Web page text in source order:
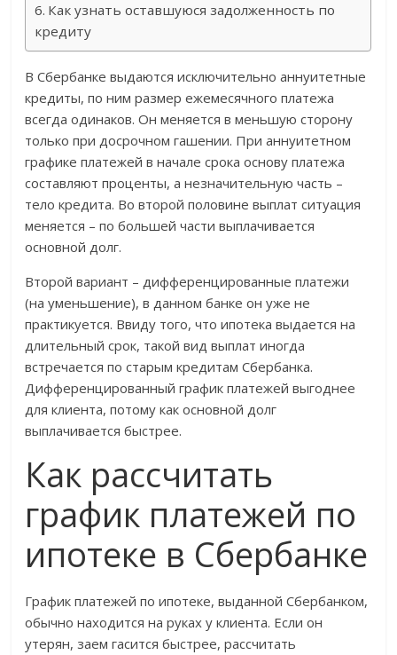
Как узнать оставшуюся задолженность по
кредиту
В Сбербанке выдаются исключительно аннуитетные
кредиты, по ним размер ежемесячного платежа
всегда одинаков. Он меняется в меньшую сторону
только при досрочном гашении. При аннуитетном
графике платежей в начале срока основу платежа
составляют проценты, а незначительную часть –
тело кредита. Во второй половине выплат ситуация
меняется – по большей части выплачивается
основной долг.
Второй вариант – дифференцированные платежи
(на уменьшение), в данном банке он уже не
практикуется. Ввиду того, что ипотека выдается на
длительный срок, такой вид выплат иногда
встречается по старым кредитам Сбербанка.
Дифференцированный график платежей выгоднее
для клиента, потому как основной долг
выплачивается быстрее.
Как рассчитать
график платежей по
ипотеке в Сбербанке
График платежей по ипотеке, выданной Сбербанком,
обычно находится на руках у клиента. Если он
утерян, заем гасится быстрее, рассчитать